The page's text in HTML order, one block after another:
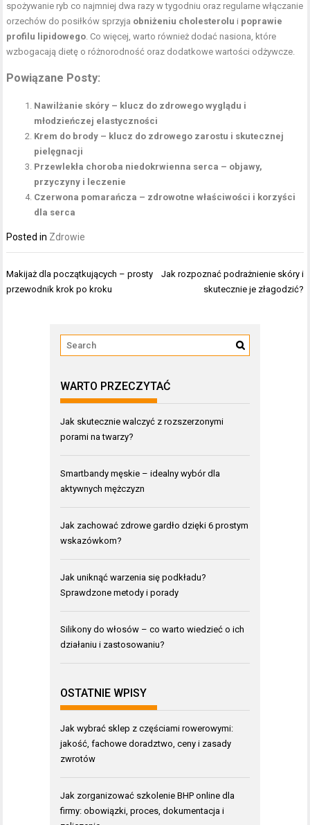
spożywanie ryb co najmniej dwa razy w tygodniu oraz regularne włączanie
orzechów do posiłków sprzyja obniżeniu cholesterolu i poprawie
profilu lipidowego. Co więcej, warto również dodać nasiona, które
wzbogacają dietę o różnorodność oraz dodatkowe wartości odżywcze.
Powiązane Posty:
Nawilżanie skóry – klucz do zdrowego wyglądu i
młodzieńczej elastyczności
Krem do brody – klucz do zdrowego zarostu i skutecznej
pielęgnacji
Przewlekła choroba niedokrwienna serca – objawy,
przyczyny i leczenie
Czerwona pomarańcza – zdrowotne właściwości i korzyści
dla serca
Posted in Zdrowie
Nawigacja
wpisu
Makijaż dla początkujących – prosty
przewodnik krok po kroku
Jak rozpoznać podrażnienie skóry i
skutecznie je złagodzić?
WARTO PRZECZYTAĆ
Jak skutecznie walczyć z rozszerzonymi
porami na twarzy?
Smartbandy męskie – idealny wybór dla
aktywnych mężczyzn
Jak zachować zdrowe gardło dzięki 6 prostym
wskazówkom?
Jak uniknąć warzenia się podkładu?
Sprawdzone metody i porady
Silikony do włosów – co warto wiedzieć o ich
działaniu i zastosowaniu?
OSTATNIE WPISY
Jak wybrać sklep z częściami rowerowymi:
jakość, fachowe doradztwo, ceny i zasady
zwrotów
Jak zorganizować szkolenie BHP online dla
firmy: obowiązki, proces, dokumentacja i